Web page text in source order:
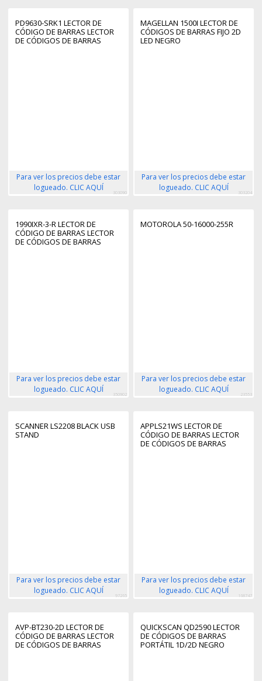
PD9630-SRK1 LECTOR DE
CÓDIGO DE BARRAS LECTOR
DE CÓDIGOS DE BARRAS
Para ver los precios debe estar
logueado. CLIC AQUÍ
303090
MAGELLAN 1500I LECTOR DE
CÓDIGOS DE BARRAS FIJO 2D
LED NEGRO
Para ver los precios debe estar
logueado. CLIC AQUÍ
303204
1990IXR-3-R LECTOR DE
CÓDIGO DE BARRAS LECTOR
DE CÓDIGOS DE BARRAS
Para ver los precios debe estar
logueado. CLIC AQUÍ
350902
MOTOROLA 50-16000-255R
Para ver los precios debe estar
logueado. CLIC AQUÍ
23553
SCANNER LS2208 BLACK USB
STAND
Para ver los precios debe estar
logueado. CLIC AQUÍ
97265
APPLS21WS LECTOR DE
CÓDIGO DE BARRAS LECTOR
DE CÓDIGOS DE BARRAS
Para ver los precios debe estar
logueado. CLIC AQUÍ
168747
AVP-BT230-2D LECTOR DE
CÓDIGO DE BARRAS LECTOR
DE CÓDIGOS DE BARRAS
QUICKSCAN QD2590 LECTOR
DE CÓDIGOS DE BARRAS
PORTÁTIL 1D/2D NEGRO